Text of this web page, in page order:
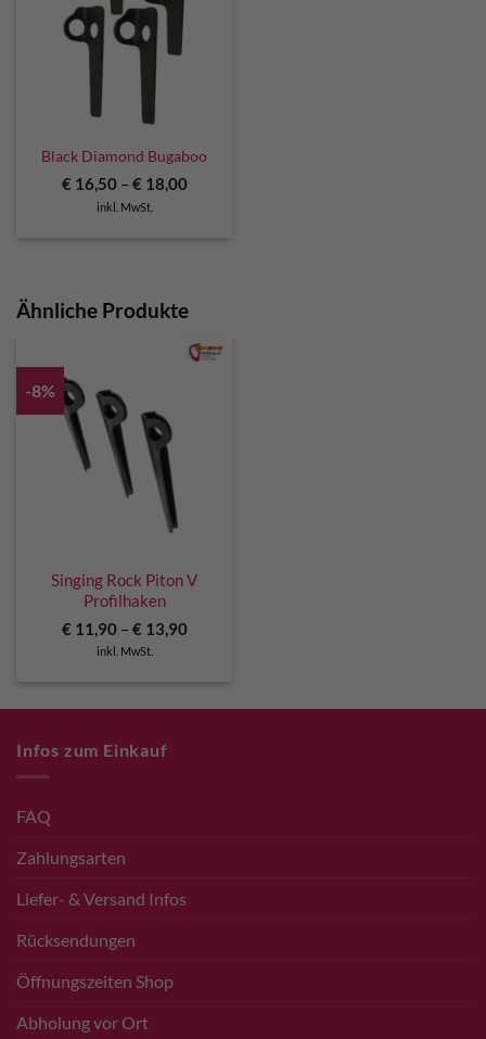
Black Diamond Bugaboo
€16,50– €18,00
inkl. MwSt.
Ähnliche Produkte
-8%
Singing Rock Piton V
Profilhaken
€11,90– €13,90
inkl. MwSt.
Infos zum Einkauf
FAQ
Zahlungsarten
Liefer- & Versand Infos
Rücksendungen
Öffnungszeiten Shop
Abholung vor Ort